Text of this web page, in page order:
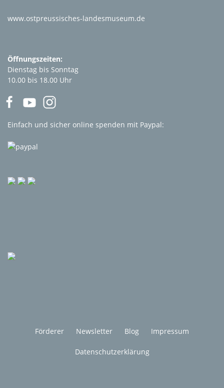
www.ostpreussisches-landesmuseum.de
Öffnungszeiten:
Dienstag bis Sonntag
10.00 bis 18.00 Uhr
Einfach und sicher online spenden mit Paypal:
Förderer Newsletter Blog Impressum
Datenschutzerklärung